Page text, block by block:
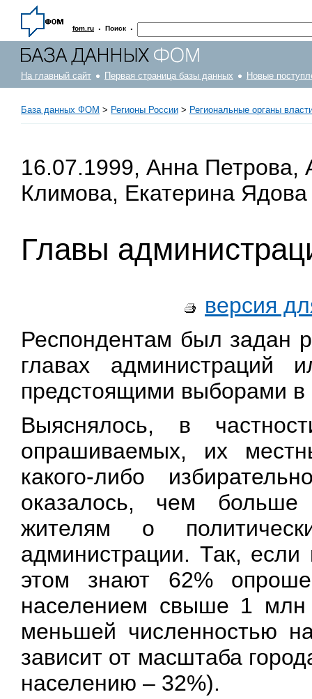
fom.ru · Поиск ·
На главный сайт Первая страница базы данных Новые
База данных ФОМ > Регионы России > Региональные органы
16.07.1999, Анна Петрова,
Климова, Екатерина Ядова
Главы
версия
Респондентам был задан
главах
предстоящими выборами в
Выяснялось, в
опрашиваемых, их
какого-либо
оказалось, чем
жителям о
администрации. Так,
этом знают 62%
населением свыше 1 млн
меньшей численностью
зависит от масштаба
населению – 32%).